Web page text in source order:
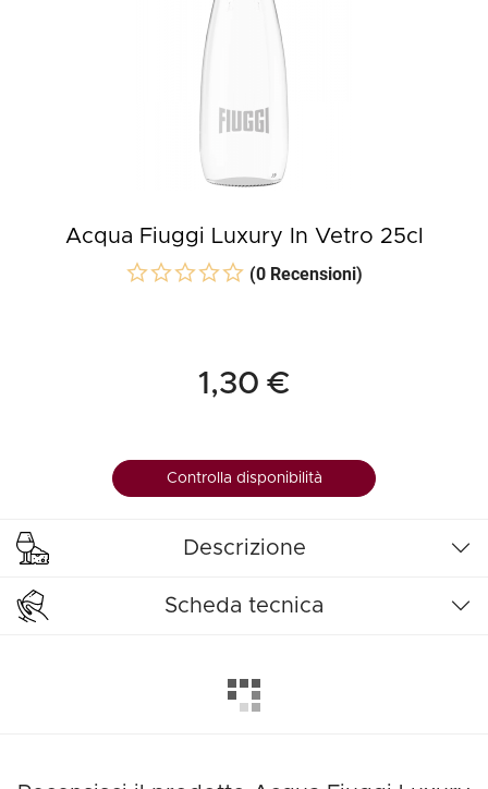
Acqua Fiuggi Luxury In Vetro 25cl
(0 Recensioni)
1,30 €
Controlla disponibilità
Descrizione
Scheda tecnica